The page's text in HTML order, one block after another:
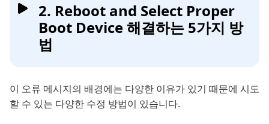
2. Reboot and Select Proper
Boot Device 해결하는 5가지 방
법
이 오류 메시지의 배경에는 다양한 이유가 있기 때문에 시도
할 수 있는 다양한 수정 방법이 있습니다.